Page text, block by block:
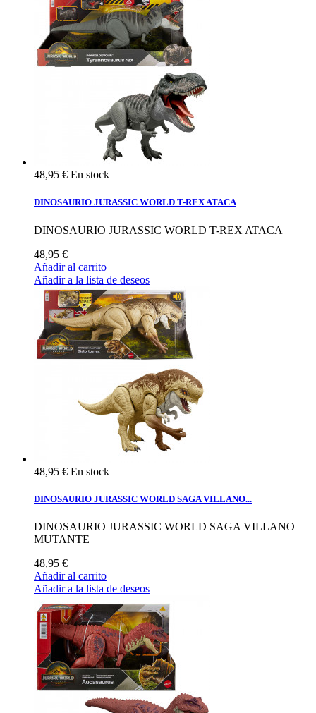
48,95 € En stock
DINOSAURIO JURASSIC WORLD T-REX ATACA
DINOSAURIO JURASSIC WORLD T-REX ATACA
48,95 €
Añadir al carrito
Añadir a la lista de deseos
48,95 € En stock
DINOSAURIO JURASSIC WORLD SAGA VILLANO...
DINOSAURIO JURASSIC WORLD SAGA VILLANO
MUTANTE
48,95 €
Añadir al carrito
Añadir a la lista de deseos